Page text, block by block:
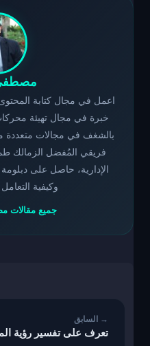
اعمل في مجال كتابة
بالشغف في مجالات متعددة
فريقي المُفضل الزمالك
وكيفية
جميع
تعرف على تفسير رؤية